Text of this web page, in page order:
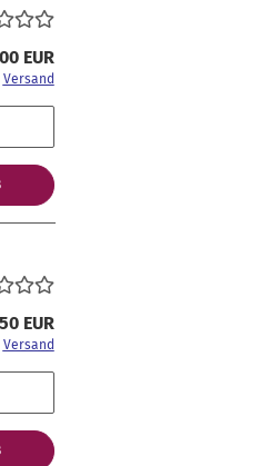
EUR
Versand
EUR
Versand